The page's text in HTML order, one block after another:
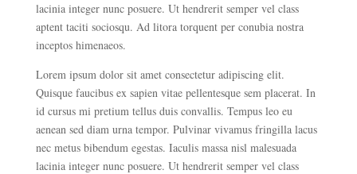
lacinia integer nunc posuere. Ut hendrerit semper vel class
aptent taciti sociosqu. Ad litora torquent per conubia nostra
inceptos himenaeos.
Lorem ipsum dolor sit amet consectetur adipiscing elit.
Quisque faucibus ex sapien vitae pellentesque sem placerat. In
id cursus mi pretium tellus duis convallis. Tempus leo eu
aenean sed diam urna tempor. Pulvinar vivamus fringilla lacus
nec metus bibendum egestas. Iaculis massa nisl malesuada
lacinia integer nunc posuere. Ut hendrerit semper vel class